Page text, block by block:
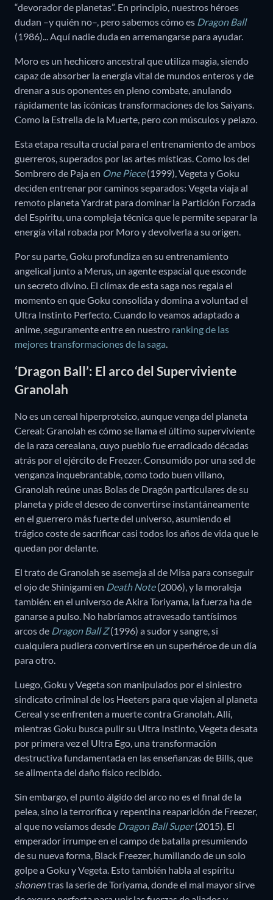
“devorador de planetas”. En principio, nuestros héroes
dudan –y quién no–, pero sabemos cómo es Dragon Ball
(1986)... Aquí nadie duda en arremangarse para ayudar.
Moro es un hechicero ancestral que utiliza magia, siendo
capaz de absorber la energía vital de mundos enteros y de
drenar a sus oponentes en pleno combate, anulando
rápidamente las icónicas transformaciones de los Saiyans.
Como la Estrella de la Muerte, pero con músculos y pelazo.
Esta etapa resulta crucial para el entrenamiento de ambos
guerreros, superados por las artes místicas. Como los del
Sombrero de Paja en One Piece(1999), Vegeta y Goku
deciden entrenar por caminos separados: Vegeta viaja al
remoto planeta Yardrat para dominar la Partición Forzada
del Espíritu, una compleja técnica que le permite separar la
energía vital robada por Moro y devolverla a su origen.
Por su parte, Goku profundiza en su entrenamiento
angelical junto a Merus, un agente espacial que esconde
un secreto divino. El clímax de esta saga nos regala el
momento en que Goku consolida y domina a voluntad el
Ultra Instinto Perfecto. Cuando lo veamos adaptado a
anime, seguramente entre en nuestro ranking de las
mejores transformaciones de la saga
‘Dragon Ball’: El arco del Superviviente
Granolah
No es un cereal hiperproteico, aunque venga del planeta
Cereal: Granolah es cómo se llama el último superviviente
de la raza cerealana, cuyo pueblo fue erradicado décadas
atrás por el ejército de Freezer. Consumido por una sed de
venganza inquebrantable, como todo buen villano,
Granolah reúne unas Bolas de Dragón particulares de su
planeta y pide el deseo de convertirse instantáneamente
en el guerrero más fuerte del universo, asumiendo el
trágico coste de sacrificar casi todos los años de vida que le
quedan por delante.
El trato de Granolah se asemeja al de Misa para conseguir
el ojo de Shinigami en Death Note(2006), y la moraleja
también: en el universo de Akira Toriyama, la fuerza ha de
ganarse a pulso. No habríamos atravesado tantísimos
arcos de Dragon Ball Z(1996) a sudor y sangre, si
cualquiera pudiera convertirse en un superhéroe de un día
para otro.
Luego, Goku y Vegeta son manipulados por el siniestro
sindicato criminal de los Heeters para que viajen al planeta
Cereal y se enfrenten a muerte contra Granolah. Allí,
mientras Goku busca pulir su Ultra Instinto, Vegeta desata
por primera vez el Ultra Ego, una transformación
destructiva fundamentada en las enseñanzas de Bills, que
se alimenta del daño físico recibido.
Sin embargo, el punto álgido del arco no es el final de la
pelea, sino la terrorífica y repentina reaparición de Freezer,
al que no veíamos desde Dragon Ball Super(2015). El
emperador irrumpe en el campo de batalla presumiendo
de su nueva forma, Black Freezer, humillando de un solo
golpe a Goku y Vegeta. Esto también habla al espíritu
shonentras la serie de Toriyama, donde el mal mayor sirve